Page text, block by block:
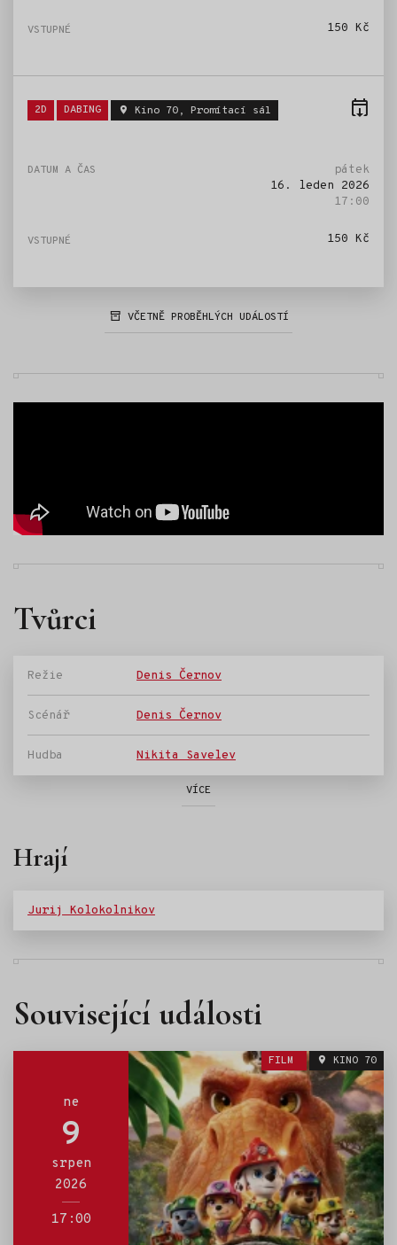
150 Kč
Štítky:
2D DABING Kino 70, Promítací sál
pátek
16. leden 2026
17:00
150 Kč
VČETNĚ PROBĚHLÝCH UDÁLOSTÍ
Tvůrci
Režie Denis Černov
Scénář Denis Černov
Hudba Nikita Savelev
VÍCE
Hrají
Jurij Kolokolnikov
Související události
ne
9
srpen
2026
17:00
FILM KINO 70